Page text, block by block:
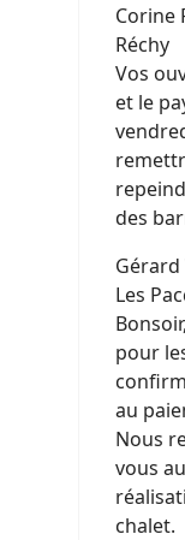
Corine
Réchy
Vos
et le
des
Les
pour
au
Nous
vous
chalet.